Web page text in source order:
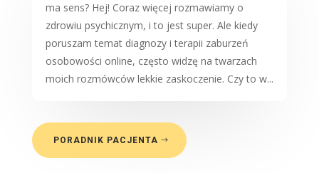
ma sens? Hej! Coraz więcej rozmawiamy o
zdrowiu psychicznym, i to jest super. Ale kiedy
poruszam temat diagnozy i terapii zaburzeń
osobowości online, często widzę na twarzach
moich rozmówców lekkie zaskoczenie. Czy to w...
PORADNIK PACJENTA